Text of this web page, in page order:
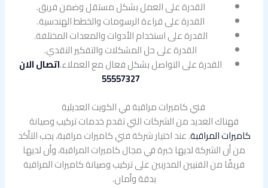
القدرة على العمل بشكل مستقل وضمن فريق.
القدرة على قراءة الرسومات والخطط الهندسية.
القدرة على استخدام الأدوات والمعدات المختلفة.
القدرة على حل المشكلات والتفكير النقدي.
القدرة على التواصل بشكل فعال مع العملاء.اتصال الان
55557327
فني كاميرات مراقبة في الكويت العديلية
فهناك العديد من الشركات التي تقدم خدمات تركيب وصيانة
كاميرات المراقبة. عند اختيار شركة فني كاميرات مراقبة، يجب التأكد
من أن الشركة لديها خبرة في مجال كاميرات المراقبة، وأن لديها
فريقًا من الفنيين المدربين على تركيب وصيانة كاميرات المراقبة
بدقة وأمان.